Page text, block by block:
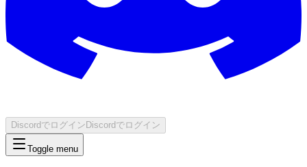
Discordでログイン Discordでログイン
Toggle menu